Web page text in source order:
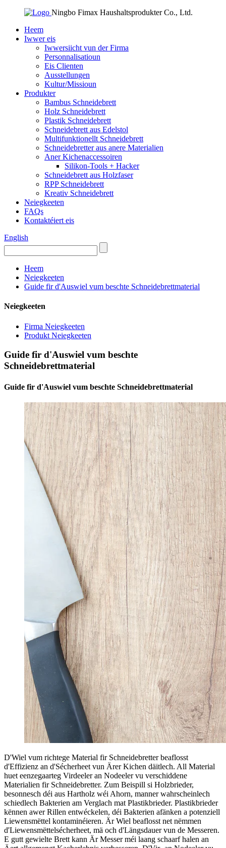
Ningbo Fimax Haushaltsprodukter Co., Ltd.
Heem
Iwwer eis
Iwwersiicht vun der Firma
Personnalisatioun
Eis Clienten
Ausstellungen
Kultur/Missioun
Produkter
Bambus Schneidebrett
Holz Schneidebrett
Plastik Schneidebrett
Schneidebrett aus Edelstol
Multifunktionellt Schneidebrett
Schneidebretter aus anere Materialien
Aner Kichenaccessoiren
Silikon-Tools + Hacker
Schneidebrett aus Holzfaser
RPP Schneidebrett
Kreativ Schneidebrett
Neiegkeeten
FAQs
Kontaktéiert eis
English
Heem
Neiegkeeten
Guide fir d'Auswiel vum beschte Schneidebrettmaterial
Neiegkeeten
Firma Neiegkeeten
Produkt Neiegkeeten
Guide fir d'Auswiel vum beschte
Schneidebrettmaterial
Guide fir d'Auswiel vum beschte Schneidebrettmaterial
D'Wiel vum richtege Material fir Schneidebretter beaflosst
d'Effizienz an d'Sécherheet vun Ärer Kichen däitlech. All Material
huet eenzegaarteg Virdeeler an Nodeeler vu verschiddene
Materialien fir Schneidebretter. Zum Beispill si Holzbrieder,
besonnesch déi aus Hartholz wéi Ahorn, manner wahrscheinlech
schiedlech Bakterien am Verglach mat Plastikbrieder. Plastikbrieder
kënnen awer Rillen entwéckelen, déi Bakterien afänken a potenziell
Liewensmëttel kontaminéieren. Är Wiel beaflosst net nëmmen
d'Liewensmëttelsécherheet, mä och d'Längsdauer vun de Messeren.
E gutt gewielte Brett kann Är Messer méi laang schaarf halen an